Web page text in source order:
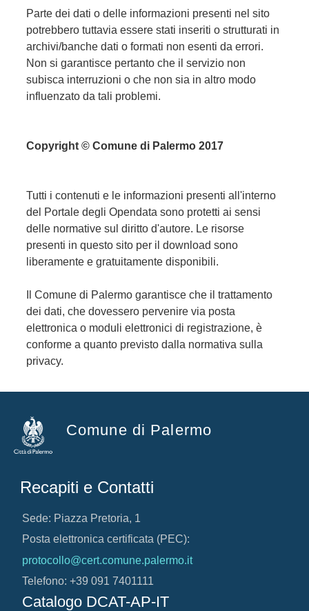
Parte dei dati o delle informazioni presenti nel sito
potrebbero tuttavia essere stati inseriti o strutturati in
archivi/banche dati o formati non esenti da errori.
Non si garantisce pertanto che il servizio non
subisca interruzioni o che non sia in altro modo
influenzato da tali problemi.
Copyright © Comune di Palermo 2017
Tutti i contenuti e le informazioni presenti all'interno
del Portale degli Opendata sono protetti ai sensi
delle normative sul diritto d'autore. Le risorse
presenti in questo sito per il download sono
liberamente e gratuitamente disponibili.
Il Comune di Palermo garantisce che il trattamento
dei dati, che dovessero pervenire via posta
elettronica o moduli elettronici di registrazione, è
conforme a quanto previsto dalla normativa sulla
privacy.
Comune di Palermo
Recapiti e Contatti
Sede: Piazza Pretoria, 1
Posta elettronica certificata (PEC):
protocollo@cert.comune.palermo.it
Telefono: +39 091 7401111
Catalogo DCAT-AP-IT